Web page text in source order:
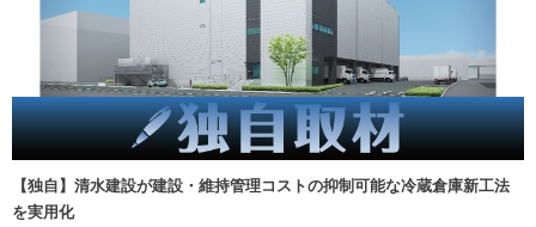
【独自】清水建設が建設・維持管理コストの抑制可能な冷蔵倉庫新工法
を実用化